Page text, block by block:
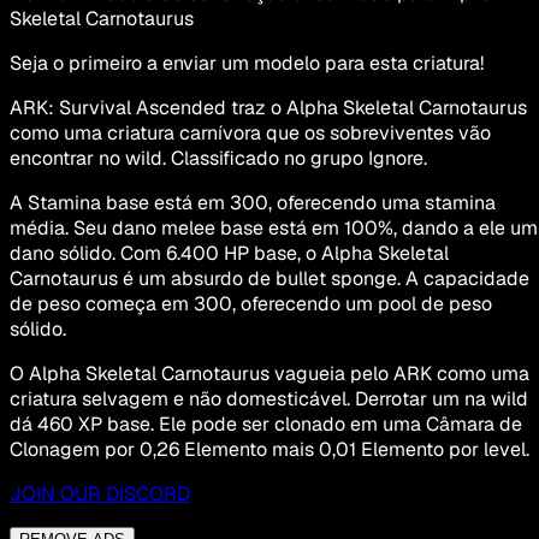
Skeletal Carnotaurus
Seja o primeiro a enviar um modelo para esta criatura!
ARK: Survival Ascended traz o Alpha Skeletal Carnotaurus
como uma criatura carnívora que os sobreviventes vão
encontrar no wild. Classificado no grupo Ignore.
A Stamina base está em 300, oferecendo uma stamina
média. Seu dano melee base está em 100%, dando a ele um
dano sólido. Com 6.400 HP base, o Alpha Skeletal
Carnotaurus é um absurdo de bullet sponge. A capacidade
de peso começa em 300, oferecendo um pool de peso
sólido.
O Alpha Skeletal Carnotaurus vagueia pelo ARK como uma
criatura selvagem e não domesticável. Derrotar um na wild
dá 460 XP base. Ele pode ser clonado em uma Câmara de
Clonagem por 0,26 Elemento mais 0,01 Elemento por level.
JOIN OUR DISCORD